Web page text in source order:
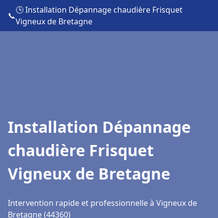
📞
🕒 Installation Dépannage chaudière Frisquet
Vigneux de Bretagne
Installation Dépannage
chaudière Frisquet
Vigneux de Bretagne
Intervention rapide et professionnelle à Vigneux de
Bretagne (44360)